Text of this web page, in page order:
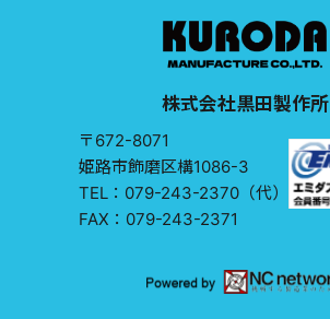
株式会社黒田製作所
〒672-8071
姫路市飾磨区構1086-3
TEL：079-243-2370（代）
FAX：079-243-2371